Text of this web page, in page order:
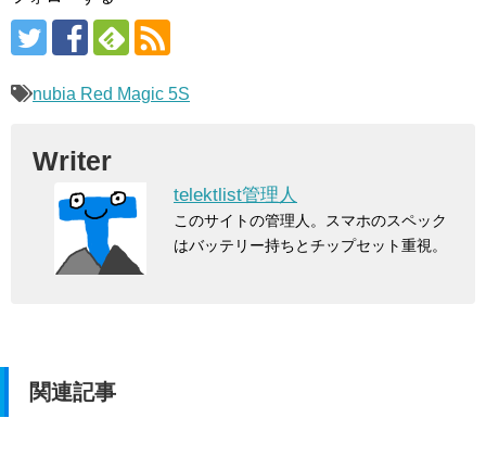
nubia Red Magic 5S
Writer
telektlist管理人
このサイトの管理人。スマホのスペック
はバッテリー持ちとチップセット重視。
関連記事